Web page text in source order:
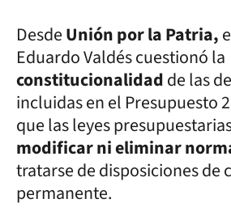
DesdeUnión por la Patria,
Eduardo Valdés cuestionó la
constitucionalidadde las
incluidas en el Presupuesto
que las leyes
modificar ni eliminar
tratarse de disposiciones de
permanente.